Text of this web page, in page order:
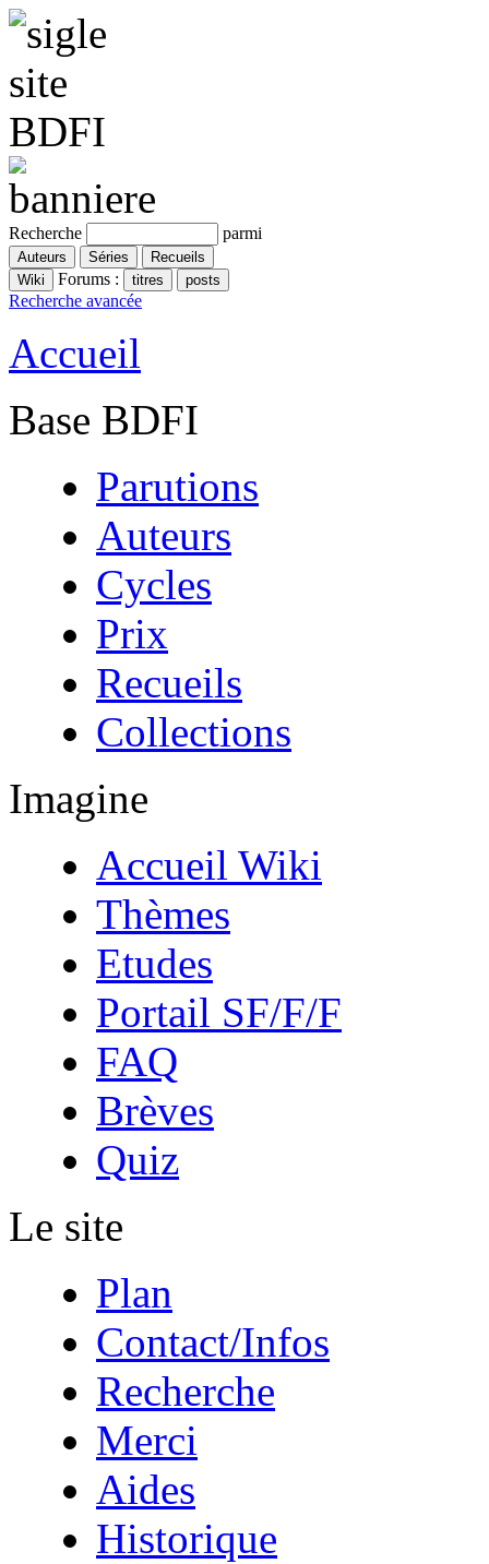
Recherche parmi
Forums :
Recherche avancée
Accueil
Base BDFI
Parutions
Auteurs
Cycles
Prix
Recueils
Collections
Imagine
Accueil Wiki
Thèmes
Etudes
Portail SF/F/F
FAQ
Brèves
Quiz
Le site
Plan
Contact/Infos
Recherche
Merci
Aides
Historique